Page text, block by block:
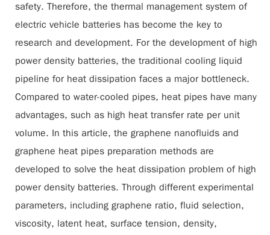
safety. Therefore, the thermal management system of
electric vehicle batteries has become the key to
research and development. For the development of high
power density batteries, the traditional cooling liquid
pipeline for heat dissipation faces a major bottleneck.
Compared to water-cooled pipes, heat pipes have many
advantages, such as high heat transfer rate per unit
volume. In this article, the graphene nanofluids and
graphene heat pipes preparation methods are
developed to solve the heat dissipation problem of high
power density batteries. Through different experimental
parameters, including graphene ratio, fluid selection,
viscosity, latent heat, surface tension, density,